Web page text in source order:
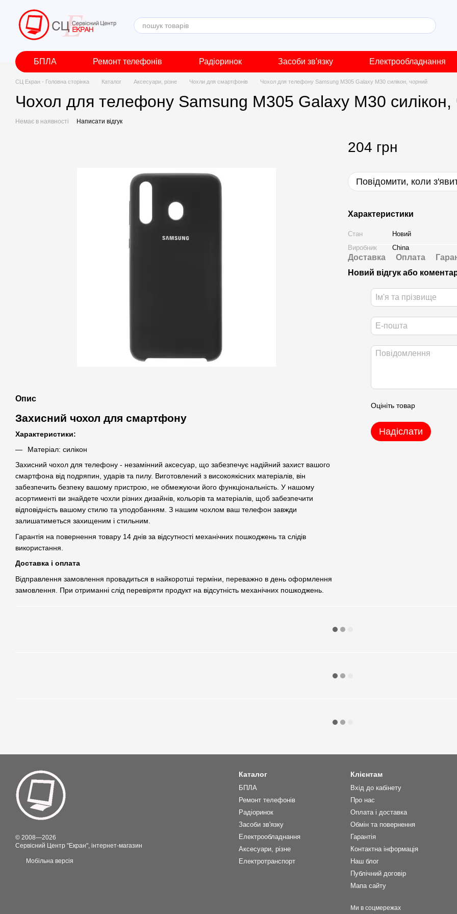
Перейти до основного контенту
БПЛА Ремонт телефонів Радіоринок Засоби зв'язку Електрообладнання
СЦ Екран - Головна сторінка Каталог Аксесуари, різне Чохли для смартфонів Чохол для телефону Samsung M305 Galaxy M30 силікон, чорний
Чохол для телефону Samsung M305 Galaxy M30 силікон,
Немає в наявності Написати відгук
Опис
Захисний чохол для смартфону
Характеристики:
Матеріал: силікон
Захисний чохол для телефону - незамінний аксесуар, що забезпечує надійний захист вашого
смартфона від подряпин, ударів та пилу. Виготовлений з високоякісних матеріалів, він
забезпечить безпеку вашому пристрою, не обмежуючи його функціональність. У нашому
асортименті ви знайдете чохли різних дизайнів, кольорів та матеріалів, щоб забезпечити
відповідність вашому стилю та уподобанням. З нашим чохлом ваш телефон завжди
залишатиметься захищеним і стильним.
Гарантія на повернення товару 14 днів за відсутності механічних пошкоджень та слідів
використання.
Доставка і оплата
Відправлення замовлення провадиться в найкоротші терміни, переважно в день оформлення
замовлення. При отриманні слід перевіряти продукт на відсутність механічних пошкоджень.
204 грн
Повідомити, коли
Характеристики
Стан
Новий
Виробник
China
Доставка Оплата
Новий відгук або
Оцініть товар
Надіслати
© 2008—2026
Сервісний Центр "Екран", інтернет-магазин
Мобільна версія
Каталог
БПЛА
Ремонт телефонів
Радіоринок
Засоби зв'язку
Електрообладнання
Аксесуари, різне
Електротранспорт
Клієнтам
Вхід до кабінету
Про нас
Оплата і доставка
Обмін та повернення
Гарантія
Контактна інформація
Наш блог
Публічний договір
Мапа сайту
Ми в соцмережах